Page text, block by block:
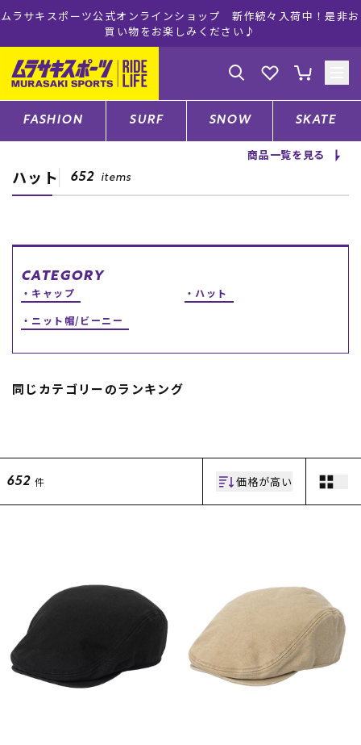
ムラサキスポーツ公式オンラインショップ 新作続々入荷中！是非お
買い物をお楽しみください♪
ゲスト様
ログイン 会員登録
CATEGORY
ファッションTOP
スノーTOP
スタッフスナップ
中古/アウトレット サー
フ
ー
ギフトラッピング
アフターサポート
下取り保証について
よくある質問
店舗一覧
お問い合わせ
ニュース
FASHION SURF SNOW SKATE
商品一覧を見る
ハット 652 items
CATEGORY
キャップ
ハット
ニット帽/ビーニー
同じカテゴリーのランキング
652 件 価格が高い